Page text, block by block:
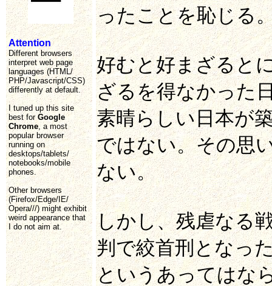
Attention
Different browsers
interpret web page
languages (HTML/
PHP/Javascript/CSS)
differently at default.
I tuned up this site
best forGoogle
Chrome, a most
popular browser
running on
desktops/tablets/
notebooks/mobile
phones.
Other browsers
(Firefox/Edge/IE/
Opera///) might exhibit
weird appearance that
I do not aim at.
ったことを恥じる
好むと好まざると
ざるを得なかった
素晴らしい日本が
ではない。その思
ない。
しかし、残虐なる
判で絞首刑となっ
というあってはな